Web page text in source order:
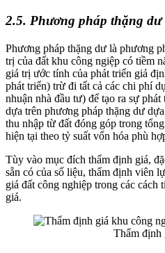
2.5. Phương pháp thặng dư
Phương pháp thặng dư là phương
trị của đất khu công ngiệp có tiềm
giá trị ước tính của phát triển giả
phát triển) trừ đi tất cả các chi phí
nhuận nhà đầu tư) để tạo ra sự
dựa trên phương pháp thặng dư
thu nhập từ đất đóng góp trong
hiện tại theo tỷ suất vốn hóa phù
Tùy vào mục đích thẩm định giá,
sẵn có của số liệu, thẩm định viên
giá đất công nghiệp trong các cách
giá.
Thẩm định